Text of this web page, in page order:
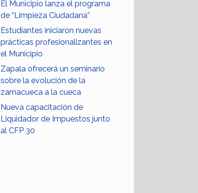
El Municipio lanza el programa
de “Limpieza Ciudadana”
Estudiantes iniciaron nuevas
prácticas profesionalizantes en
el Municipio
Zapala ofrecerá un seminario
sobre la evolución de la
zamacueca a la cueca
Nueva capacitación de
Liquidador de Impuestos junto
al CFP 30